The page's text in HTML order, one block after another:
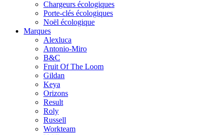
Chargeurs écologiques
Porte-clés écologiques
Noël écologique
Marques
Alexluca
Antonio-Miro
B&C
Fruit Of The Loom
Gildan
Keya
Orizons
Result
Roly
Russell
Workteam